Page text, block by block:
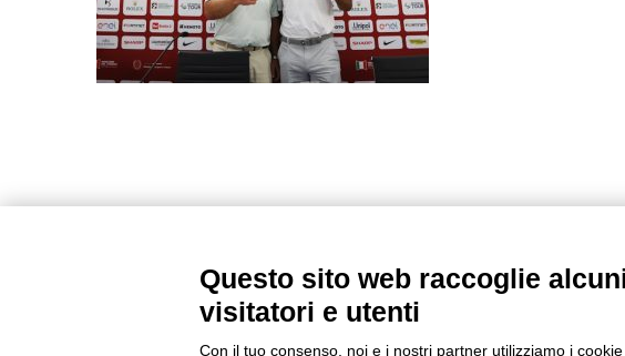
Questo sito web raccoglie
visitatori e utenti
Con il tuo consenso, noi e i nostri partner utilizziamo i